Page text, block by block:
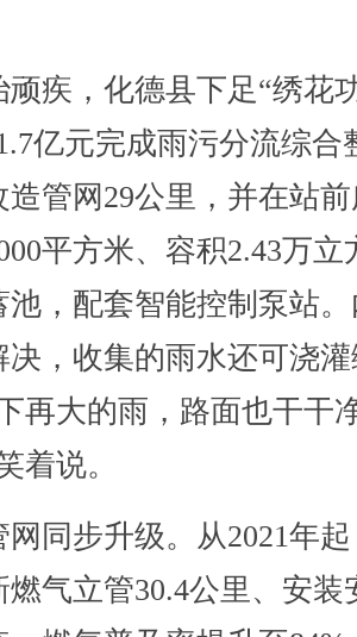
，化德县下足“绣花
亿元完成雨污分流综合
造管网29公里，并在站
平方米、容积2.43万立
池，配套智能控制泵站
决，收集的雨水还可浇
再大的雨，路面也干干
着说。
步升级。从2021年起
气立管30.4公里、安装